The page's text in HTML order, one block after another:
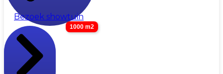
Bezoek showtuin
1000 m2